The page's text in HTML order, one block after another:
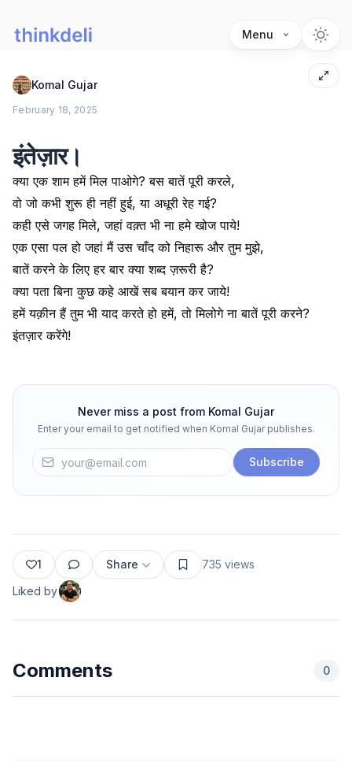
Menu
Komal Gujar
February 18, 2025
इंतेज़ार।
क्या एक शाम हमें मिल पाओगे? बस बातें पूरी करले,
वो जो कभी शुरू ही नहीं हुई, या अधूरी रेह गई?
कही एसे जगह मिले, जहां वक़्त भी ना हमे खोज पाये!
एक एसा पल हो जहां मैं उस चाँद को निहारू और तुम मुझे,
बातें करने के लिए हर बार क्या शब्द ज़रूरी है?
क्या पता बिना कुछ कहे आखें सब बयान कर जाये!
हमें यक़ीन हैं तुम भी याद करते हो हमें, तो मिलोगे ना बातें पूरी करने?
इंतज़ार करेंगे!
Never miss a post from Komal Gujar
Enter your email to get notified when Komal Gujarpublishes.
Subscribe
1 Share 735 views
Liked by
Comments 0